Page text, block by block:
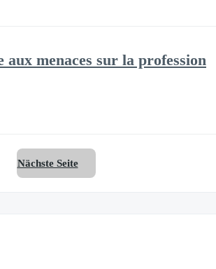
aux menaces sur la profession
Nächste Seite